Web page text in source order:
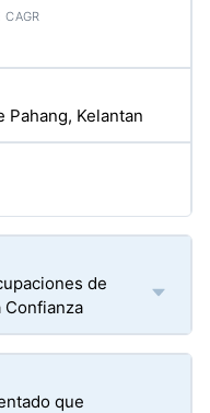
Pahang, Kelantan
de
Confianza
que